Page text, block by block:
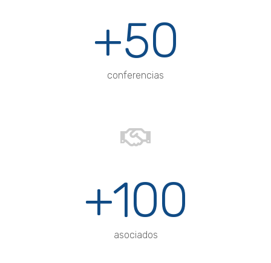
+50
conferencias
+100
asociados